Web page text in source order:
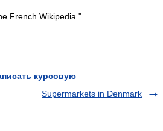
French Wikipedia."
курсовую
Supermarkets in Denmark